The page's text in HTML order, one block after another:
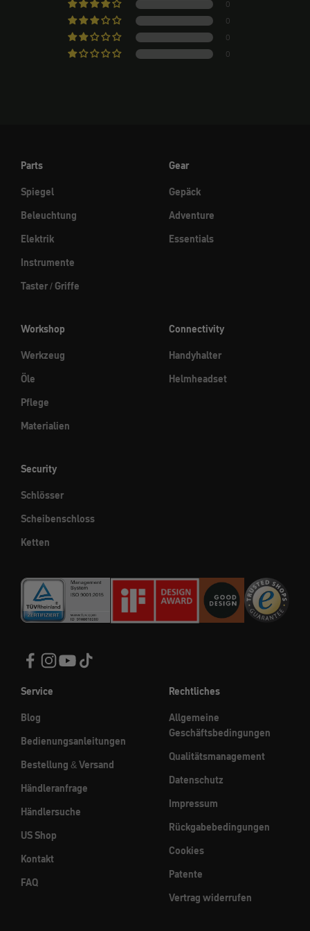
0
0
0
0
Parts
Spiegel
Beleuchtung
Elektrik
Instrumente
Taster / Griffe
Gear
Gepäck
Adventure
Essentials
Workshop
Werkzeug
Öle
Pflege
Materialien
Connectivity
Handyhalter
Helmheadset
Security
Schlösser
Scheibenschloss
Ketten
Service
Blog
Bedienungsanleitungen
Bestellung & Versand
Händleranfrage
Händlersuche
US Shop
Kontakt
FAQ
Rechtliches
Allgemeine
Geschäftsbedingungen
Qualitätsmanagement
Datenschutz
Impressum
Rückgabebedingungen
Cookies
Patente
Vertrag widerrufen